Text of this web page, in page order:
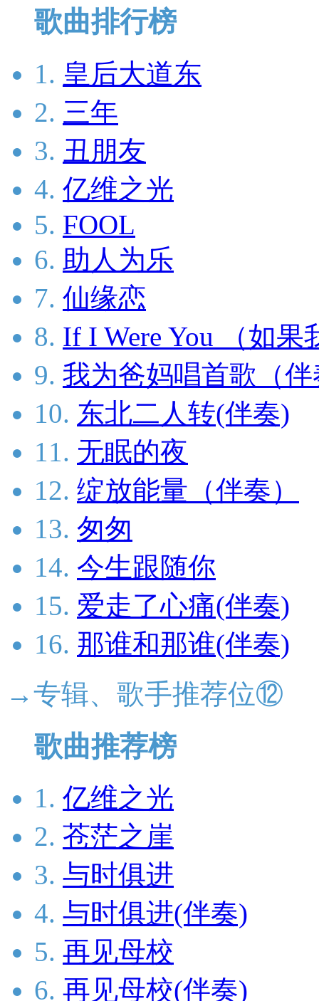
歌曲排行榜
1. 皇后大道东
2. 三年
3. 丑朋友
4. 亿维之光
5. FOOL
6. 助人为乐
7. 仙缘恋
8. If I Were You （如
9. 我为爸妈唱首歌（
10. 东北二人转(伴奏)
11. 无眠的夜
12. 绽放能量（伴奏）
13. 匆匆
14. 今生跟随你
15. 爱走了心痛(伴奏)
16. 那谁和那谁(伴奏)
→专辑、歌手推荐位⑫
歌曲推荐榜
1. 亿维之光
2. 苍茫之崖
3. 与时俱进
4. 与时俱进(伴奏)
5. 再见母校
6. 再见母校(伴奏)